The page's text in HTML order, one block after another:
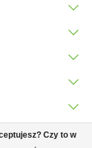
Czy to w